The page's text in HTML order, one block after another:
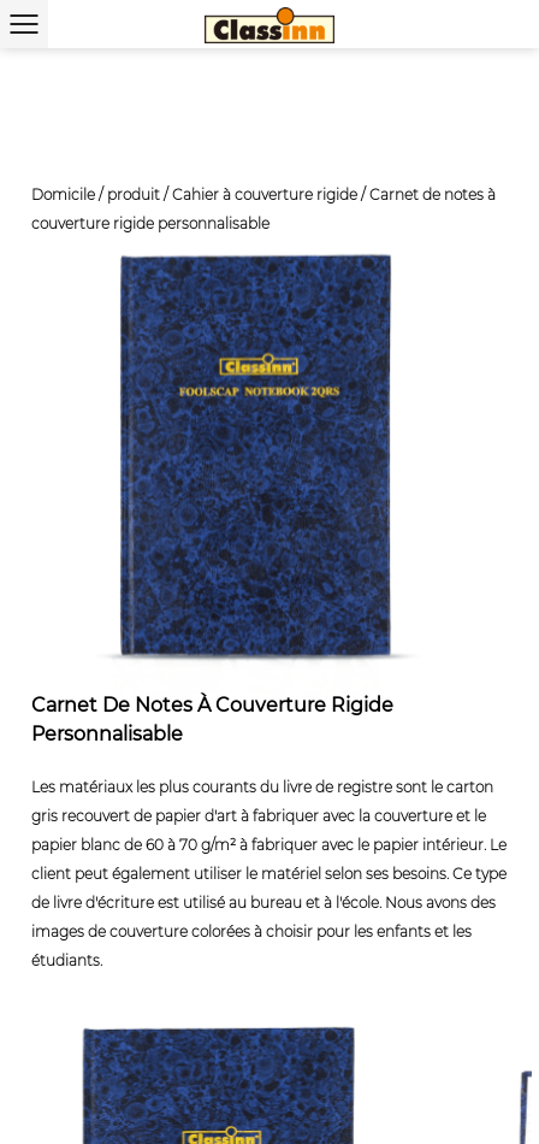
Domicile / produit /Cahier à couverture rigide /Carnet de notes à
couverture rigide personnalisable
Carnet De Notes À Couverture Rigide
Personnalisable
Les matériaux les plus courants du livre de registre sont le carton
gris recouvert de papier d'art à fabriquer avec la couverture et le
papier blanc de 60 à 70 g/m² à fabriquer avec le papier intérieur. Le
client peut également utiliser le matériel selon ses besoins. Ce type
de livre d'écriture est utilisé au bureau et à l'école. Nous avons des
images de couverture colorées à choisir pour les enfants et les
étudiants.